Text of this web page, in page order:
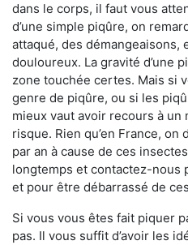
dans le corps, il faut vous
d’une simple piqûre, on
attaqué, des
douloureux. La gravité d’une
zone touchée certes. Mais si
genre de piqûre, ou si les
mieux vaut avoir recours à
risque. Rien qu’en France,
par an à cause de ces
longtemps et contactez-nous
et pour être débarrassé de
Si vous vous êtes fait piquer
pas. Il vous suffit d’avoir les